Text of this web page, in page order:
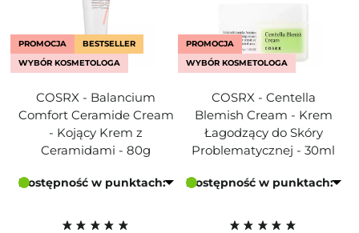
PROMOCJA
BESTSELLER
WYBÓR KOSMETOLOGA
COSRX - Balancium
Comfort Ceramide Cream
- Kojący Krem z
Ceramidami - 80g
Dostępność w punktach:
PROMOCJA
WYBÓR KOSMETOLOGA
COSRX - Centella
Blemish Cream - Krem
Łagodzący do Skóry
Problematycznej - 30ml
Dostępność w punktach: